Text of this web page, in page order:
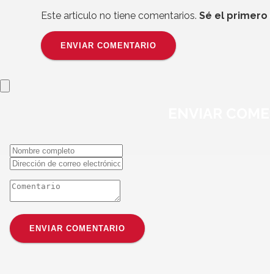
Este articulo no tiene comentarios.Sé el
ENVIAR COMENTARIO
ENVIAR COMENTARIO